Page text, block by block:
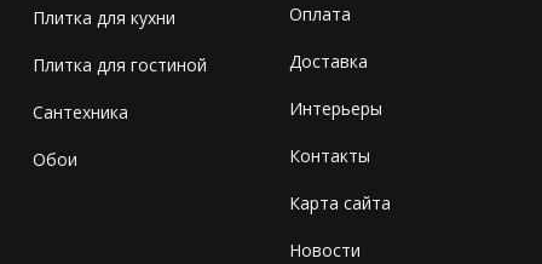
Плитка для кухни
Плитка для гостиной
Сантехника
Обои
Оплата
Доставка
Интерьеры
Контакты
Карта сайта
Новости